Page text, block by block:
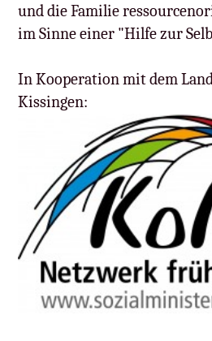
und die Familie
im Sinne einer "Hilfe zur
In Kooperation mit dem
Kissingen: